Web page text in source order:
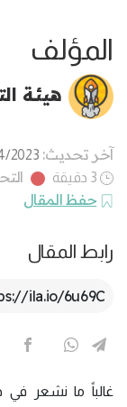
المؤلف
هيئة
آخر تحديث: 2023
3 دقيقة
حفظ المقال
رابط المقال
غالباً ما نشعر في